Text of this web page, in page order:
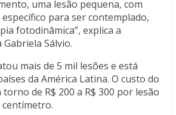
uma lesão pequena, com
para ser contemplado,
fotodinâmica”, explica a
Sálvio.
mais de 5 mil lesões e está
da América Latina. O custo do
de R$ 200 a R$ 300 por lesão
centímetro.